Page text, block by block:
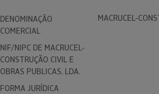
DENOMINAÇÃO
COMERCIAL
MACRUCEL-
NIF/NIPC DE MACRUCEL-
CONSTRUÇÃO CIVIL E
OBRAS PUBLICAS, LDA.
FORMA JURÍDICA